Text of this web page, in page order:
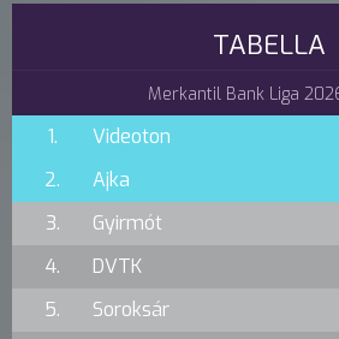
TABELLA
Merkantil Bank Liga
1. Videoton
2.
Ajka
3.
Gyirmót
4.
DVTK
5.
Soroksár